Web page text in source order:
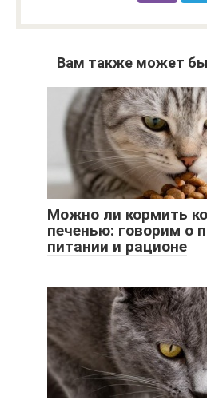
Вам также может
Можно ли кормить
печенью: говорим о
питании и рационе